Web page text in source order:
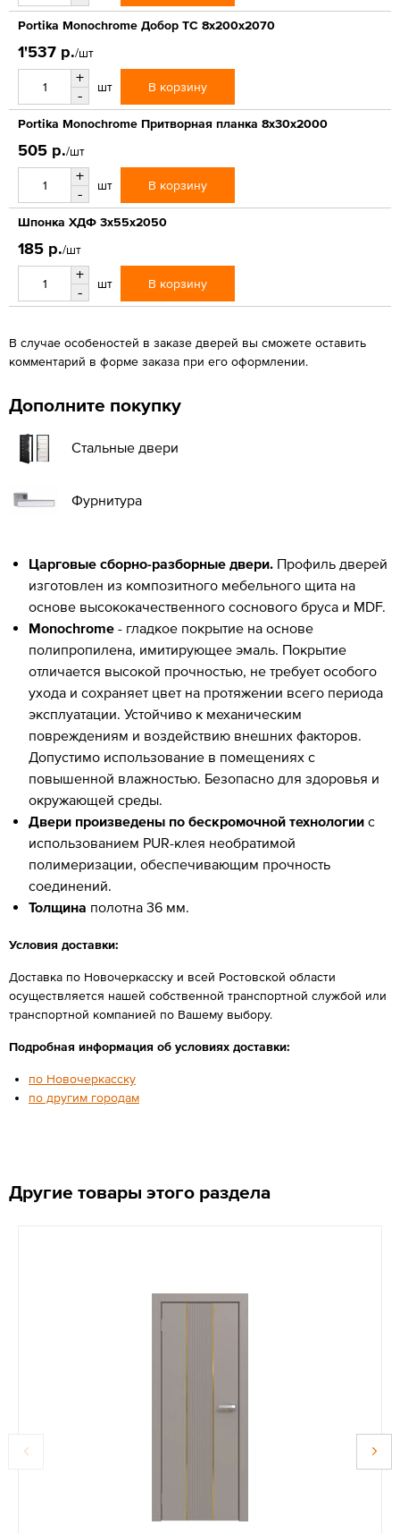
Portika Monochrome Добор ТС 8x200x2070
1'537 р./шт
+
-
шт В корзину
Portika Monochrome Притворная планка 8x30x2000
505 р./шт
+
-
шт В корзину
Шпонка ХДФ 3x55x2050
185 р./шт
+
-
шт В корзину
В случае особеностей в заказе дверей вы сможете оставить
комментарий в форме заказа при его оформлении.
Дополните покупку
Стальные двери
Фурнитура
Царговые сборно-разборные двери. Профиль дверей
изготовлен из композитного мебельного щита на
основе высококачественного соснового бруса и MDF.
Monochrome - гладкое покрытие на основе
полипропилена, имитирующее эмаль. Покрытие
отличается высокой прочностью, не требует особого
ухода и сохраняет цвет на протяжении всего периода
эксплуатации. Устойчиво к механическим
повреждениям и воздействию внешних факторов.
Допустимо использование в помещениях с
повышенной влажностью. Безопасно для здоровья и
окружающей среды.
Двери произведены по бескромочной технологии с
использованием PUR-клея необратимой
полимеризации, обеспечивающим прочность
соединений.
Толщина полотна 36 мм.
Условия доставки:
Доставка по Новочеркасску и всей Ростовской области
осуществляется нашей собственной транспортной службой или
транспортной компанией по Вашему выбору.
Подробная информация об условиях доставки:
по Новочеркасску
по другим городам
Другие товары этого раздела